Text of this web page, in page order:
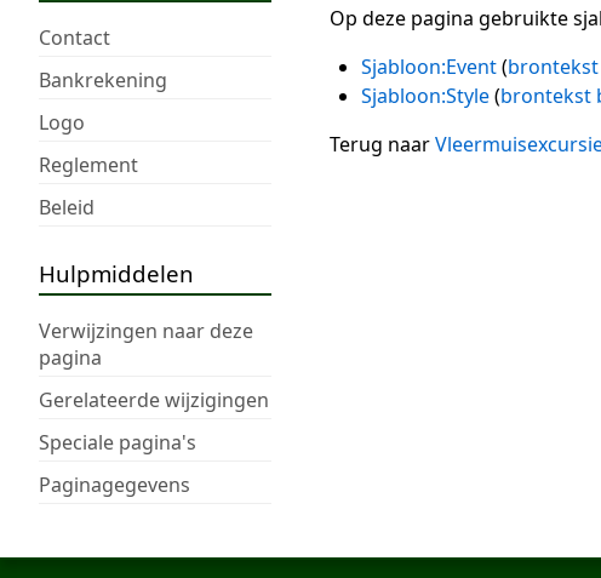
Contact
Bankrekening
Logo
Reglement
Beleid
Hulpmiddelen
Verwijzingen naar deze
pagina
Gerelateerde wijzigingen
Speciale pagina's
Paginagegevens
Op deze pagina gebruikte
Sjabloon:Event(
Sjabloon:Style(brontekst
Terug naar